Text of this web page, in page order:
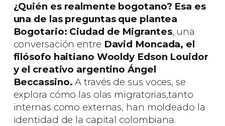
¿Quién es realmente bogotano? Esa es
una de las preguntas que plantea
Bogotario: Ciudad de Migrantes, una
conversación entre David Moncada, el
filósofo haitiano Wooldy Edson Louidor
y el creativo argentino Ángel
Beccassino. A través de sus voces, se
explora cómo las olas migratorias,tanto
internas como externas, han moldeado la
identidad de la capital colombiana.